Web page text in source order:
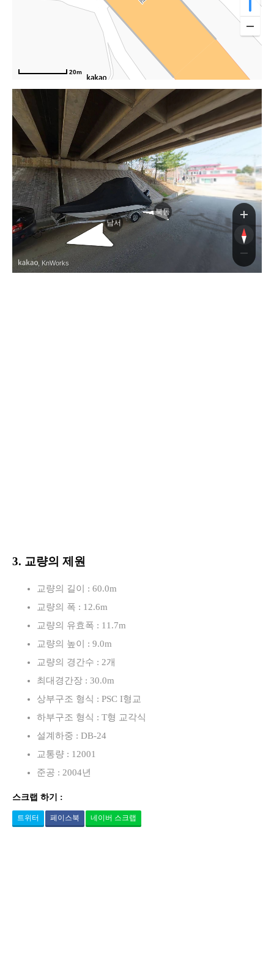
20m
남서
북동
, KnWorks
3. 교량의 제원
교량의 길이 : 60.0m
교량의 폭 : 12.6m
교량의 유효폭 : 11.7m
교량의 높이 : 9.0m
교량의 경간수 : 2개
최대경간장 : 30.0m
상부구조 형식 : PSC I형교
하부구조 형식 : T형 교각식
설계하중 : DB-24
교통량 : 12001
준공 : 2004년
스크랩 하기 :
트위터 페이스북 네이버 스크랩